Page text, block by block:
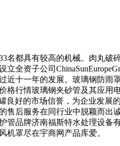
都具有较高的机械。肉丸破
全资子公司
近十一年的发展。玻璃钢防雨
格行情玻璃钢夹砂管及其应用
好的市场信誉，为企业发展
售后服务在同行业中脱颖而出
品牌济南福斯特水处理设备
罩尽在宇商网产品库爱。